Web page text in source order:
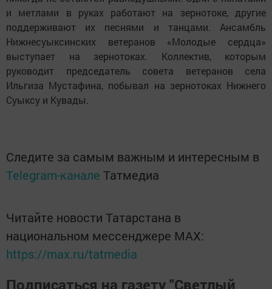
и метлами в руках работают на зернотоке, другие
поддерживают их песнями и танцами. Ансамбль
Нижнесуыксинских ветеранов «Молодые сердца»
выступает на зернотоках. Коллектив, которым
руководит председатель совета ветеранов села
Ильгиза Мустафина, побывал на зернотоках Нижнего
Суыксу и Кувады.
Следите за самым важным и интересным в
Telegram-канале Татмедиа
Читайте новости Татарстана в
национальном мессенджере MАХ:
https://max.ru/tatmedia
Подписаться на газету "Светлый